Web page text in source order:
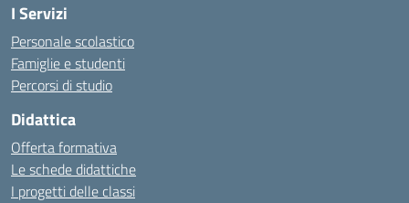
I Servizi
Personale scolastico
Famiglie e studenti
Percorsi di studio
Didattica
Offerta formativa
Le schede didattiche
I progetti delle classi